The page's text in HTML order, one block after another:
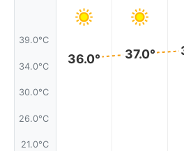
39.0°C
34.0°C
30.0°C
26.0°C
21.0°C
36.0° 37.0°